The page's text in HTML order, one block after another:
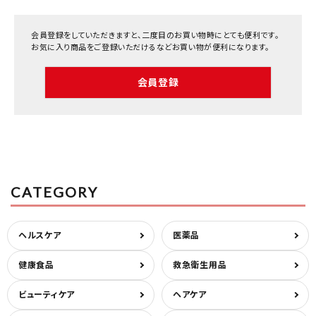
プライバシーポリシー
会員登録をしていただきますと、二度目のお買い物時にとても便利です。
お気に入り商品をご登録いただけるなどお買い物が便利になります。
会員登録
CATEGORY
ヘルスケア 医薬品
健康食品 救急衛生用品
ビューティケア ヘアケア